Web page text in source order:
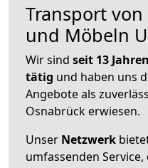
Transport
und Möbeln
Wir sind seit 13
tätig und haben uns
Angebote als
Osnabrück erwiesen.
Unser Netzwerk
umfassenden